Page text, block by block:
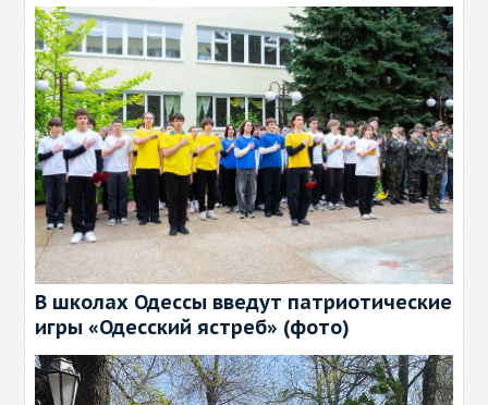
В школах Одессы введут патриотические
игры «Одесский ястреб» (фото)